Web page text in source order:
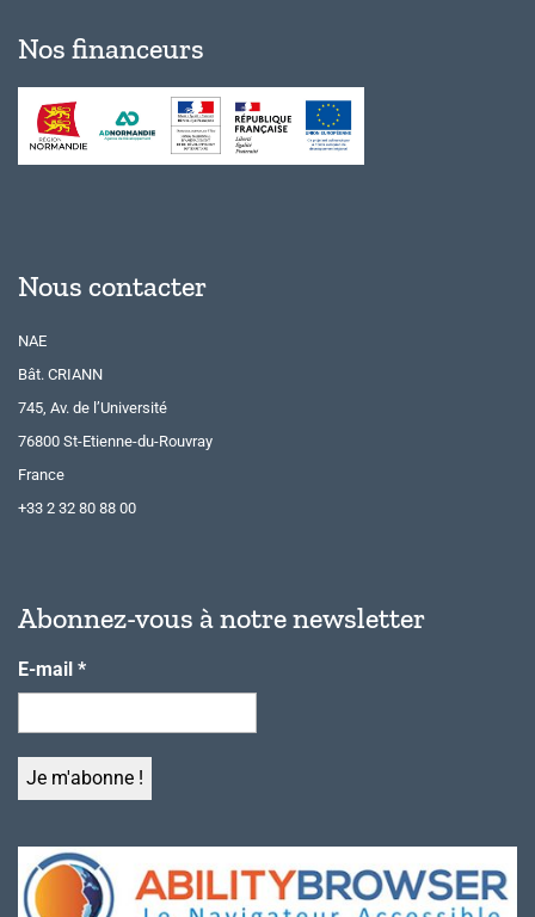
Nos financeurs
Nous contacter
NAE
Bât. CRIANN
745, Av. de l’Université
76800 St-Etienne-du-Rouvray
France
+33 2 32 80 88 00
Abonnez-vous à notre newsletter
E-mail *